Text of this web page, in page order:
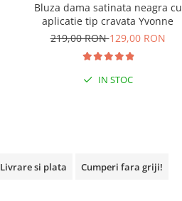
Bluza dama satinata neagra cu
aplicatie tip cravata Yvonne
219,00 RON129,00 RON
IN STOC
Livrare si plata Cumperi fara griji!